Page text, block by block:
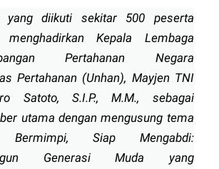
yang diikuti sekitar 500 peserta
menghadirkan Kepala Lembaga
Pertahanan Negara
Pertahanan (Unhan), Mayjen TNI
Satoto, S.I.P., M.M., sebagai
utama dengan mengusung tema
Bermimpi, Siap Mengabdi:
Generasi Muda yang